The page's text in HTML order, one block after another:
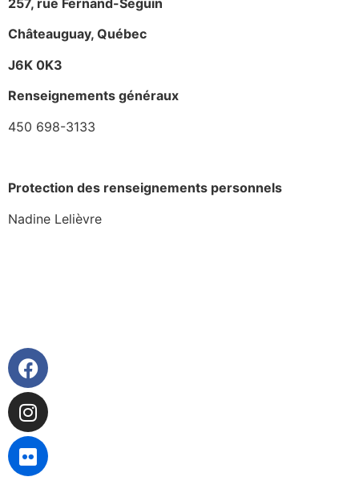
257, rue Fernand-Seguin
Châteauguay, Québec
J6K 0K3
Renseignements généraux
450 698-3133
Protection des renseignements personnels
Nadine Lelièvre